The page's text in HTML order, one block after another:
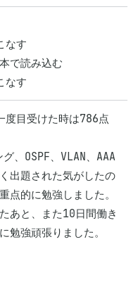
なす
で読み込む
なす
度目受けた時は786点
、OSPF、VLAN、AAA
出題された気がしたの
点的に勉強しました。
あと、また10日間働き
勉強頑張りました。